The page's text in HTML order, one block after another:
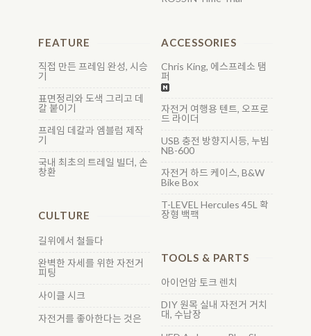
FEATURE
직접 만든 프레임 완성, 시승
기
표면정리와 도색 그리고 데
칼 붙이기
프레임 데칼과 엠블럼 제작
기
국내 최초의 트레일 빌더, 손
창환
CULTURE
길위에서 철들다
완벽한 자세를 위한 자전거
피팅
사이클 시크
자전거를 좋아한다는 것은
ACCESSORIES
Chris King, 에스프레소 탬
퍼
자전거 여행용 텐트, 오프로
드 라이더
USB 충전 방향지시등, 누빔
NB-600
자전거 하드 케이스, B&W
Bike Box
T-LEVEL Hercules 45L 확
장형 백팩
TOOLS & PARTS
아이언암 토크 렌치
DIY 원목 실내 자전거 거치
대, 수납장